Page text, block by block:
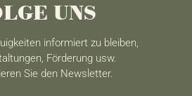
UNS
informiert zu bleiben,
Förderung usw.
Sie den Newsletter.